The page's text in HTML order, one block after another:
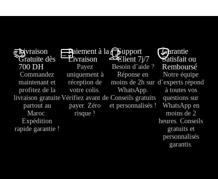
Livraison
Gratuite dès
700 DH
Commandez
maintenant et
profitez de la
livraison gratuite
partout au
Maroc.
Expédition
rapide garantie !
Paiement à la
Livraison
Payez
uniquement à
réception de
votre colis.
Vérifiez avant de
payer. Zéro
risque !
Support
Client 7j/7
Besoin d’aide ?
Réponse en
moins de 2h sur
WhatsApp.
Conseils gratuits
et personnalisés !
Garantie
Satisfait ou
Remboursé
Notre équipe
d’experts répond
à toutes vos
questions sur
WhatsApp en
moins de 2
heures. Conseils
gratuits et
personnalisés
garantis.